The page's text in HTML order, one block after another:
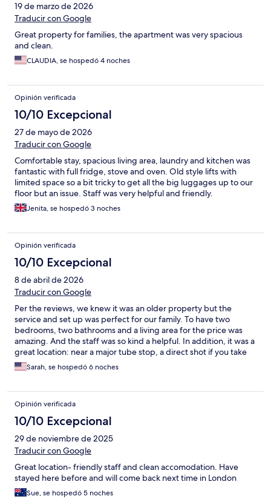
19 de marzo de 2026
Traducir con Google
Great property for families, the apartment was very spacious
and clean.
CLAUDIA, se hospedó 4 noches
Opinión verificada
10/10 Excepcional
27 de mayo de 2026
Traducir con Google
Comfortable stay, spacious living area, laundry and kitchen was
fantastic with full fridge, stove and oven. Old style lifts with
limited space so a bit tricky to get all the big luggages up to our
floor but an issue. Staff was very helpful and friendly.
Jenita, se hospedó 3 noches
Opinión verificada
10/10 Excepcional
8 de abril de 2026
Traducir con Google
Per the reviews, we knew it was an older property but the
service and set up was perfect for our family. To have two
bedrooms, two bathrooms and a living area for the price was
amazing. And the staff was so kind a helpful. In addition, it was a
great location: near a major tube stop, a direct shot if you take
the train from Heathrow, and a grocery store and great
restaurants nearby. Highly recommend for families traveling to
Sarah, se hospedó 6 noches
Opinión verificada
10/10 Excepcional
29 de noviembre de 2025
Traducir con Google
Great location- friendly staff and clean accomodation. Have
stayed here before and will come back next time in London
Sue, se hospedó 5 noches